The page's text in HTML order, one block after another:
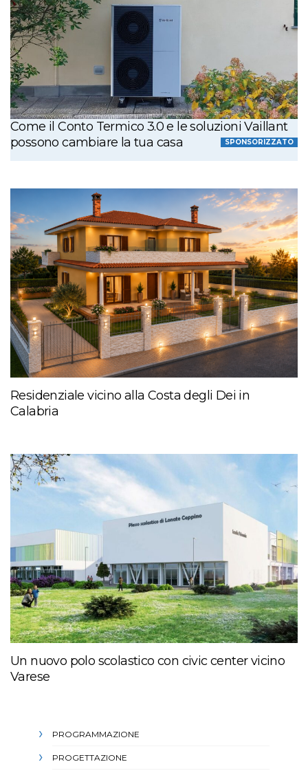
Come il Conto Termico 3.0 e le soluzioni Vaillant
possono cambiare la tua casa
SPONSORIZZATO
Residenziale vicino alla Costa degli Dei in
Calabria
Un nuovo polo scolastico con civic center vicino
Varese
PROGRAMMAZIONE
PROGETTAZIONE